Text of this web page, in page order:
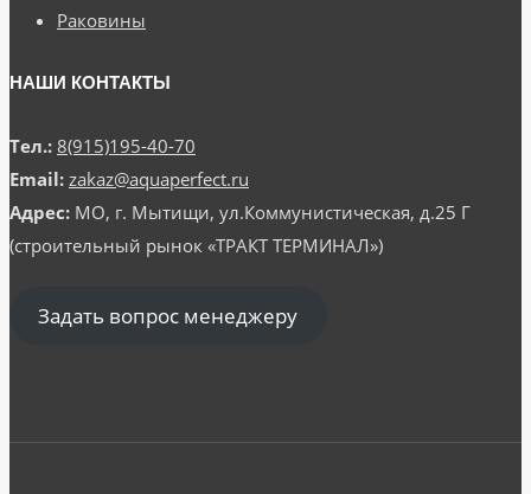
Раковины
НАШИ КОНТАКТЫ
Тел.: 8(915)195-40-70
Email: zakaz@aquaperfect.ru
Адрес: МО, г. Мытищи, ул.Коммунистическая, д.25 Г
(строительный рынок «ТРАКТ ТЕРМИНАЛ»)
Задать вопрос менеджеру